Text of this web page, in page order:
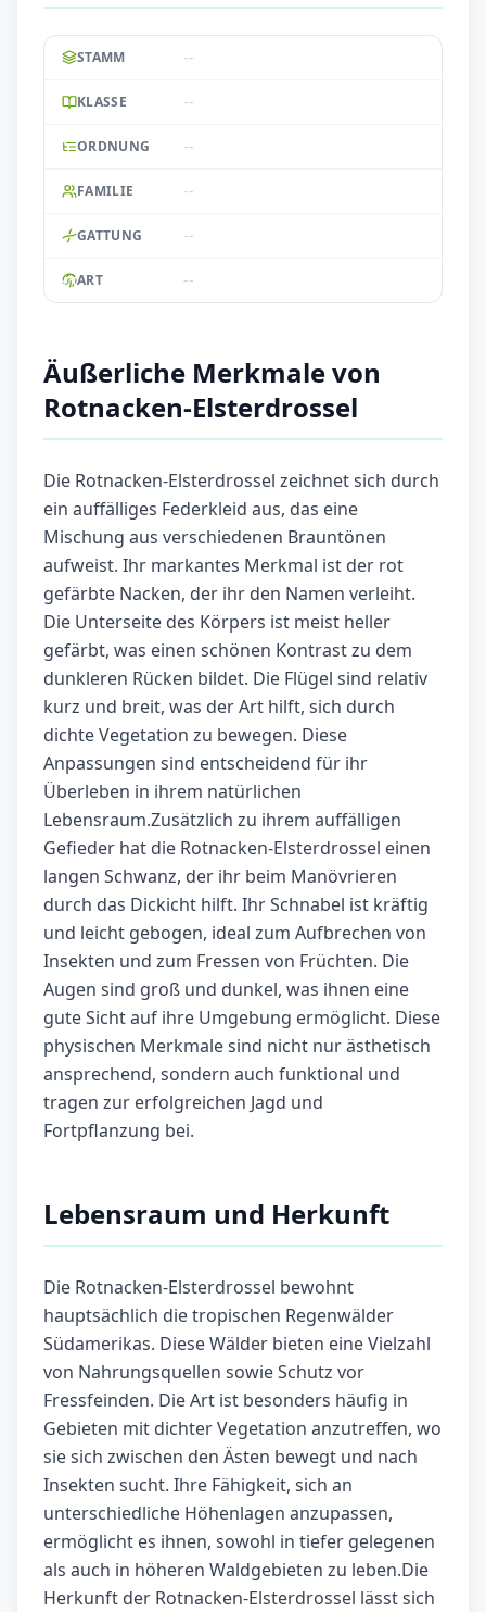
STAMM --
KLASSE --
ORDNUNG --
FAMILIE --
GATTUNG --
ART --
Äußerliche Merkmale von
Rotnacken-Elsterdrossel
Die Rotnacken-Elsterdrossel zeichnet sich durch
ein auffälliges Federkleid aus, das eine
Mischung aus verschiedenen Brauntönen
aufweist. Ihr markantes Merkmal ist der rot
gefärbte Nacken, der ihr den Namen verleiht.
Die Unterseite des Körpers ist meist heller
gefärbt, was einen schönen Kontrast zu dem
dunkleren Rücken bildet. Die Flügel sind relativ
kurz und breit, was der Art hilft, sich durch
dichte Vegetation zu bewegen. Diese
Anpassungen sind entscheidend für ihr
Überleben in ihrem natürlichen
Lebensraum.Zusätzlich zu ihrem auffälligen
Gefieder hat die Rotnacken-Elsterdrossel einen
langen Schwanz, der ihr beim Manövrieren
durch das Dickicht hilft. Ihr Schnabel ist kräftig
und leicht gebogen, ideal zum Aufbrechen von
Insekten und zum Fressen von Früchten. Die
Augen sind groß und dunkel, was ihnen eine
gute Sicht auf ihre Umgebung ermöglicht. Diese
physischen Merkmale sind nicht nur ästhetisch
ansprechend, sondern auch funktional und
tragen zur erfolgreichen Jagd und
Fortpflanzung bei.
Lebensraum und Herkunft
Die Rotnacken-Elsterdrossel bewohnt
hauptsächlich die tropischen Regenwälder
Südamerikas. Diese Wälder bieten eine Vielzahl
von Nahrungsquellen sowie Schutz vor
Fressfeinden. Die Art ist besonders häufig in
Gebieten mit dichter Vegetation anzutreffen, wo
sie sich zwischen den Ästen bewegt und nach
Insekten sucht. Ihre Fähigkeit, sich an
unterschiedliche Höhenlagen anzupassen,
ermöglicht es ihnen, sowohl in tiefer gelegenen
als auch in höheren Waldgebieten zu leben.Die
Herkunft der Rotnacken-Elsterdrossel lässt sich